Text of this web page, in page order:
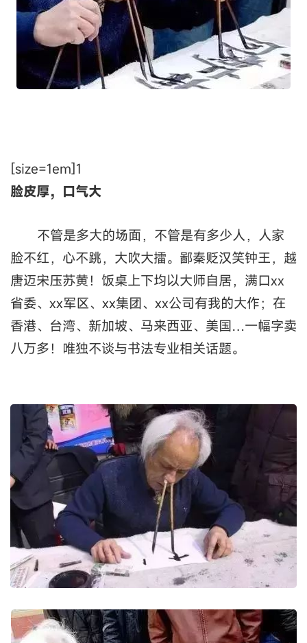
[size=1em]1
脸皮厚，口气大
不管是多大的场面，不管是有多少人，人家
脸不红，心不跳，大吹大擂。鄙秦贬汉笑钟王，越
唐迈宋压苏黄！饭桌上下均以大师自居，满口xx
省委、xx军区、xx集团、xx公司有我的大作；在
香港、台湾、新加坡、马来西亚、美国…一幅字卖
八万多！唯独不谈与书法专业相关话题。